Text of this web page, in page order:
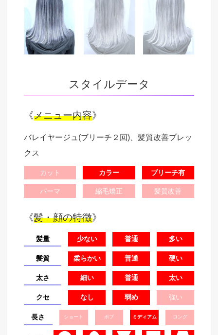
スタイルデータ
《メニュー内容》
バレイヤージュ(ブリーチ２回)、髪質改善プレッ
クス
カット カラー ブリーチ有
パーマ 縮毛矯正 髪質改善
《髪・顔の特徴》
髪量 少ない 普通 多い
髪質 柔らかい 普通 硬い
太さ 細い 普通 太い
クセ なし 弱め 強い
長さ ショート ボブ ミディアム ロング